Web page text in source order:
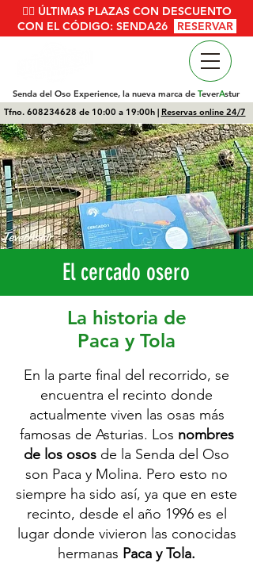
🚴‍♂️ ÚLTIMAS PLAZAS CON DESCUENTO
CON EL CÓDIGO: SENDA26
RESERVAR
Senda del Oso Experience, la nueva marca de TeverAstur
Tfno. 608234628 de 10:00 a 19:00h | Reservas online 24/7
El cercado osero
La historia de
Paca y Tola
En la parte final del recorrido, se
encuentra el recinto donde
actualmente viven las osas más
famosas de Asturias. Los nombres
de los osos de la Senda del Oso
son Paca y Molina. Pero esto no
siempre ha sido así, ya que en este
recinto, desde el año 1996 es el
lugar donde vivieron las conocidas
hermanas Paca y Tola.